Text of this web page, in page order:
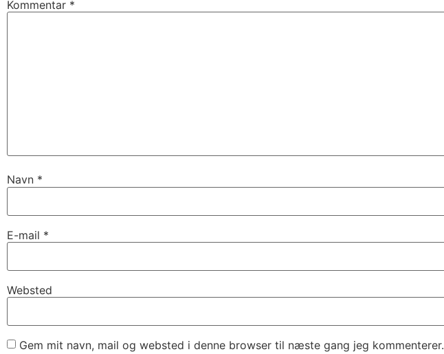
Kommentar *
Navn *
E-mail *
Websted
Gem mit navn, mail og websted i denne browser til næste gang jeg kommenterer.